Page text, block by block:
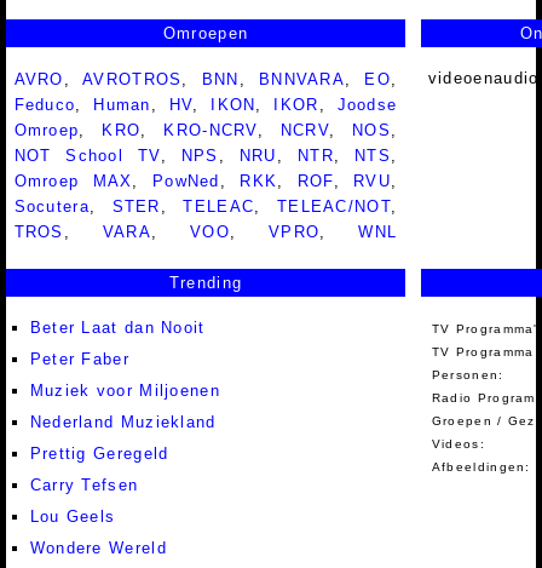
Omroepen
AVRO ,AVROTROS , BNN , BNNVARA, EO,
Feduco, Human , HV, IKON , IKOR , Joodse
Omroep, KRO, KRO-NCRV, NCRV, NOS ,
NOT School TV, NPS , NRU , NTR, NTS ,
Omroep MAX, PowNed , RKK, ROF, RVU,
Socutera, STER ,TELEAC, TELEAC/NOT,
TROS , VARA,VOO,VPRO,WNL
Trending
Beter Laat dan Nooit
Peter Faber
Muziek voor Miljoenen
Nederland Muziekland
Prettig Geregeld
Carry Tefsen
Lou Geels
Wondere Wereld
TV
TV Programma
Personen:
Radio
Groepen /
Videos:
Afbeeldingen: